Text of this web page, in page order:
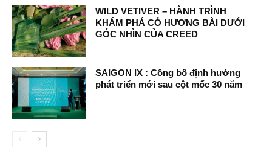
WILD VETIVER – HÀNH TRÌNH
KHÁM PHÁ CỎ HƯƠNG BÀI DƯỚI
GÓC NHÌN CỦA CREED
SAIGON IX : Công bố định hướng
phát triển mới sau cột mốc 30 năm